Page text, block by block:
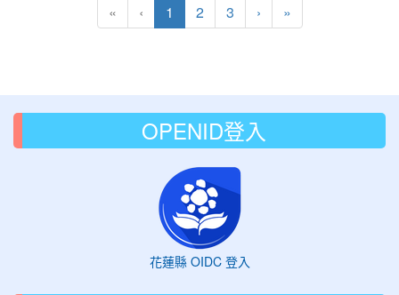
« ‹ 1 (目前頁次)
2 3 ›下一頁
»最後頁
OPENID登入
花蓮縣 OIDC 登入